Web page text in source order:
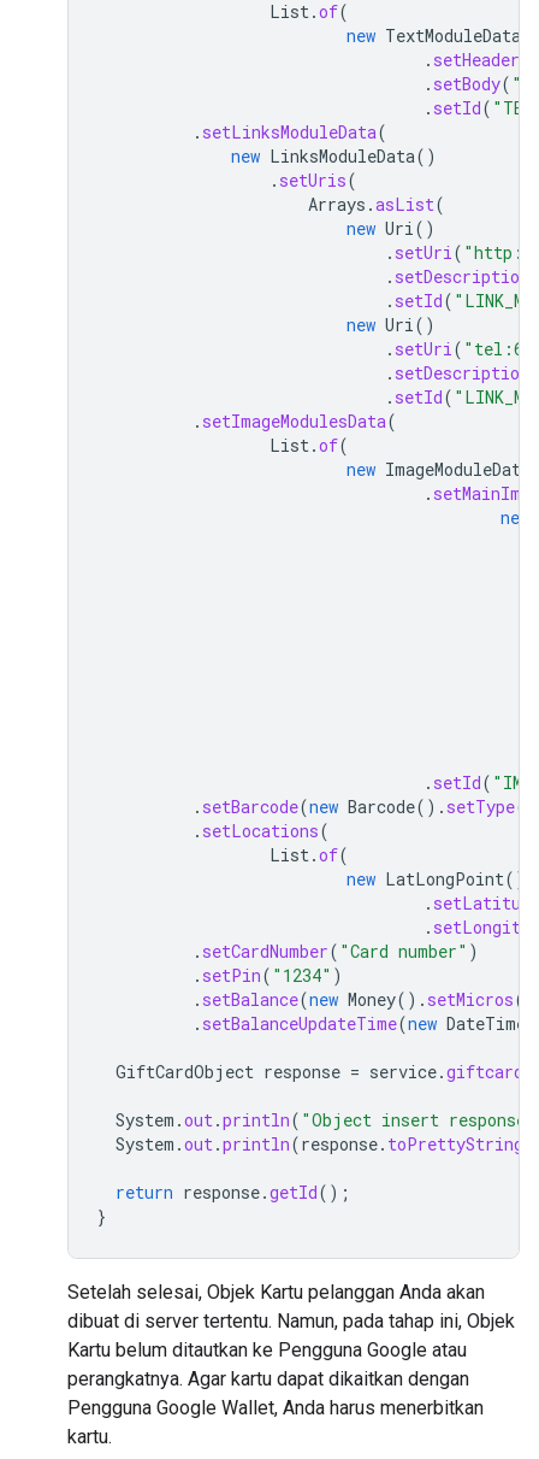
List.of(
new TextModuleData
. setHeader
. setBody(
. setId(
. setLinksModuleData(
new LinksModuleData()
. setUris(
Arrays .asList(
new Uri()
. setUri( "http://
. setDescription
. setId(
new Uri()
. setUri(
. setDescription
. setId(
. setImageModulesData(
List.of(
new ImageModuleData
.
new
. setId(
. setBarcode(new Barcode(). setType(
. setLocations(
List.of(
new LatLongPoint()
. setLatitude
.
. setCardNumber( "Card number" )
. setPin( "1234" )
. setBalance(new Money(). setMicros(
. setBalanceUpdateTime(new DateTime
GiftCardObject response = service.
System .out.println( "Object insert response"
System .out.println(response. toPrettyString
return response.getId();
}
Setelah selesai, Objek Kartu pelanggan Anda akan
dibuat di server tertentu. Namun, pada tahap ini, Objek
Kartu belum ditautkan ke Pengguna Google atau
perangkatnya. Agar kartu dapat dikaitkan dengan
Pengguna Google Wallet, Anda harus menerbitkan
kartu.